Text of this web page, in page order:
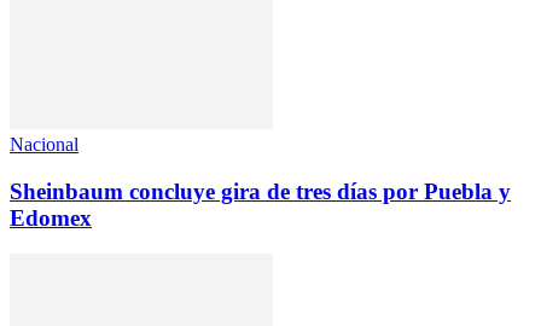
Nacional
Sheinbaum concluye gira de tres días por Puebla y
Edomex